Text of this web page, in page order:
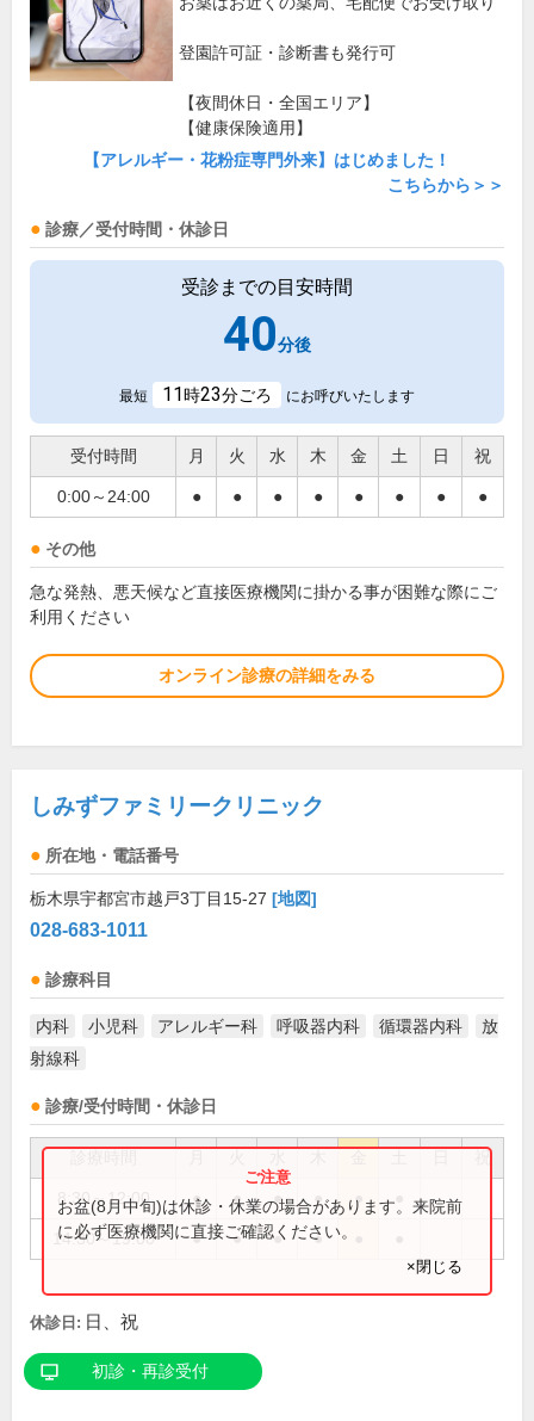
登園許可証・診断書も発行可
【夜間休日・全国エリア】
【健康保険適用】
【アレルギー・花粉症専門外来】はじめました！
こちらから＞＞
診療／受付時間・休診日
受診までの目安時間
40分後
最短 11時23分ごろ にお呼びいたします
受付時間 月 火 水 木 金 土 日 祝
0:00～24:00 ● ● ● ● ● ● ● ●
その他
急な発熱、悪天候など直接医療機関に掛かる事が困難な際にご
利用ください
オンライン診療の詳細をみる
しみずファミリークリニック
所在地・電話番号
栃木県宇都宮市越戸3丁目15-27 [地図]
028-683-1011
診療科目
内科 小児科 アレルギー科 呼吸器内科 循環器内科
放
射線科
診療/受付時間・休診日
祝
8:30～12:00 ● ● ● ● ●
14:30～19:00 ● ● ● ●
お盆(8月中旬)は休診・休業の場合があります。来院前
に必ず医療機関に直接ご確認ください。
×閉じる
休診日: 日、祝
初診・再診受付